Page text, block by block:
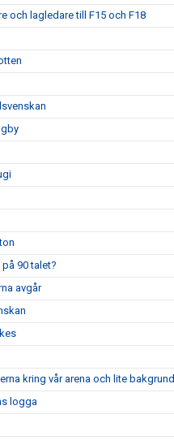
och lagledare till F15 och F18
90 talet?
avgår
kring vår arena och lite bakgrund
logga